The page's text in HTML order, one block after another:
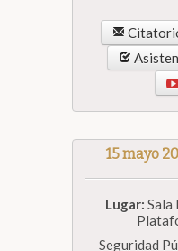
15 mayo
Lugar: Sala
Seguridad